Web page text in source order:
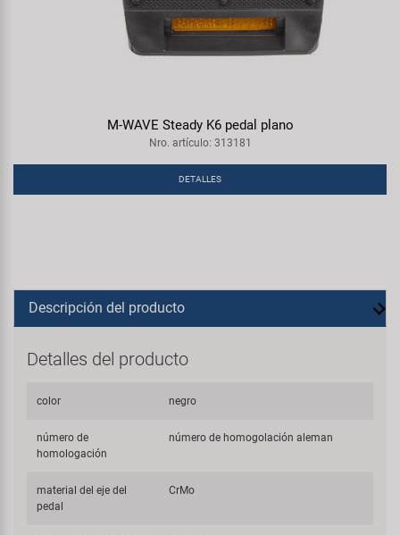
M-WAVE Steady K6 pedal plano
Nro. artículo: 313181
DETALLES
Descripción del producto
Detalles del producto
color negro
número de
homologación
número de homogolación aleman
material del eje del
pedal
CrMo